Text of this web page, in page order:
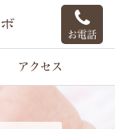
お電話
アクセス